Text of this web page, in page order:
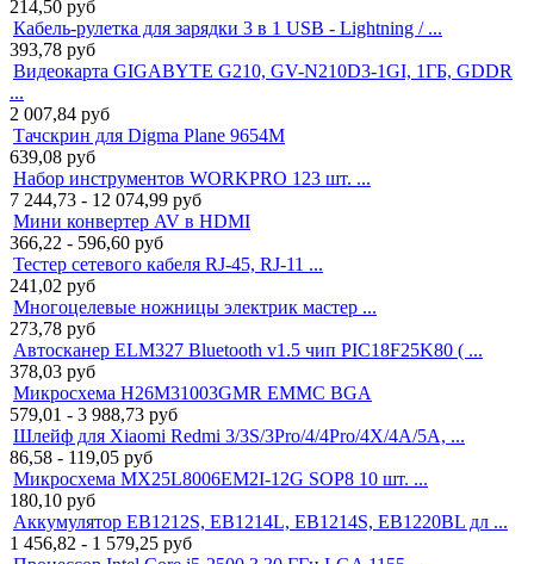
214,50 руб
Кабель-рулетка для зарядки 3 в 1 USB - Lightning / ...
393,78 руб
Видеокарта GIGABYTE G210, GV-N210D3-1GI, 1ГБ, GDDR
...
2 007,84 руб
Тачскрин для Digma Plane 9654M
639,08 руб
Набор инструментов WORKPRO 123 шт. ...
7 244,73 - 12 074,99 руб
Мини конвертер AV в HDMI
366,22 - 596,60 руб
Тестер сетевого кабеля RJ-45, RJ-11 ...
241,02 руб
Многоцелевые ножницы электрик мастер ...
273,78 руб
Автосканер ELM327 Bluetooth v1.5 чип PIC18F25K80 ( ...
378,03 руб
Микросхема H26M31003GMR EMMC BGA
579,01 - 3 988,73 руб
Шлейф для Xiaomi Redmi 3/3S/3Pro/4/4Pro/4X/4A/5A, ...
86,58 - 119,05 руб
Микросхема MX25L8006EM2I-12G SOP8 10 шт. ...
180,10 руб
Аккумулятор EB1212S, EB1214L, EB1214S, EB1220BL дл ...
1 456,82 - 1 579,25 руб